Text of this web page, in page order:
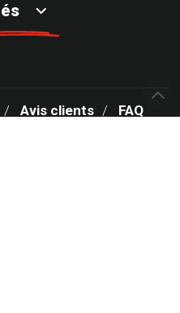
Avis clients
FAQ